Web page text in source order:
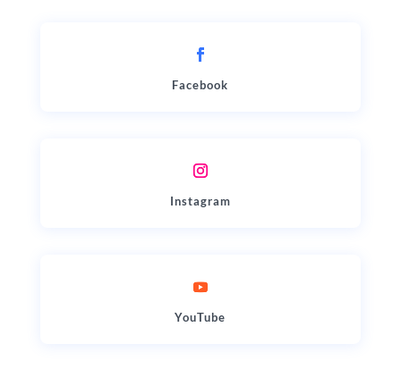
Facebook
Instagram
YouTube